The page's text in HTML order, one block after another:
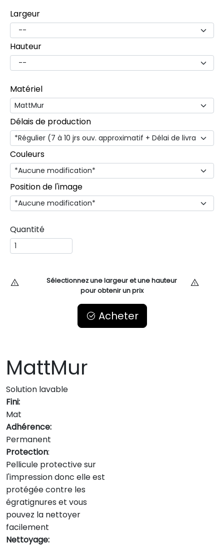
Largeur
Hauteur
Matériel
Délais de production
Couleurs
Position de l'image
Quantité
Sélectionnez une largeur et une hauteur
pour obtenir un prix
Acheter
MattMur
Solution lavable
Fini:
Mat
Adhérence:
Permanent
Protection:
Pellicule protective sur
l'impression donc elle est
protégée contre les
égratignures et vous
pouvez la nettoyer
facilement
Nettoyage: